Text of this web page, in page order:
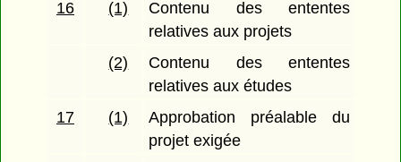
16 (1)
Contenu des ententes
relatives aux projets
(2)
Contenu des ententes
relatives aux études
17
(1)
Approbation préalable du
projet exigée